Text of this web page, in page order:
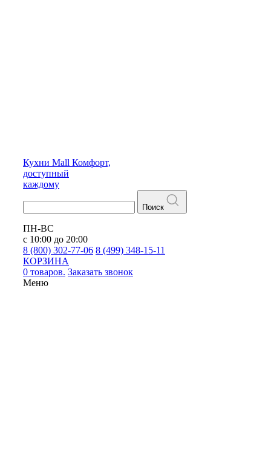
Кухни Mall Комфорт,
доступный
каждому
Поиск
ПН-ВС
с 10:00 до 20:00
8 (800) 302-77-06 8 (499) 348-15-11
КОРЗИНА
0 товаров. Заказать звонок
Меню